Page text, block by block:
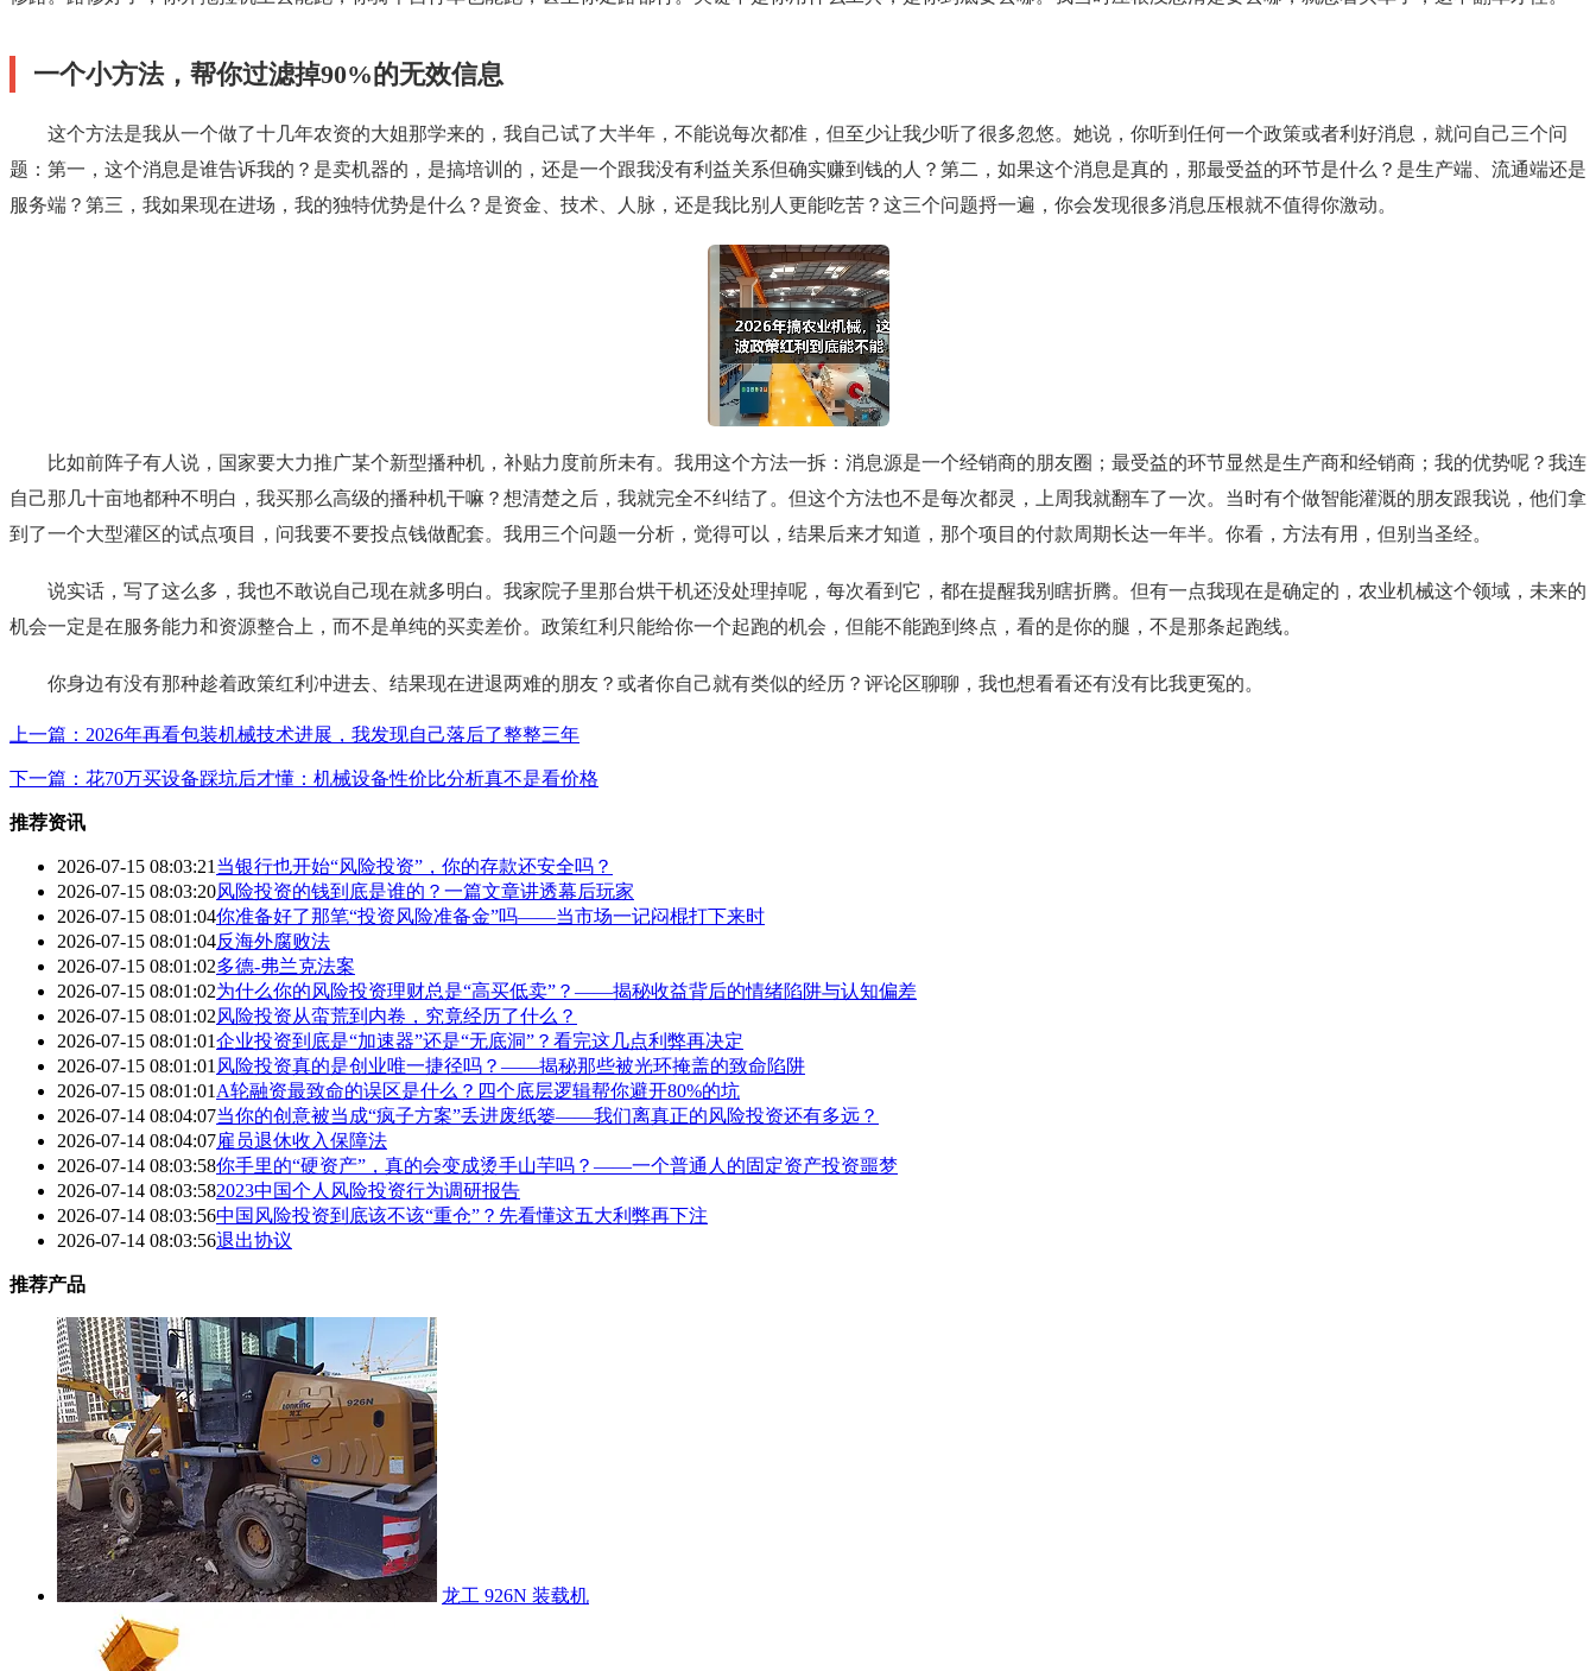
一个小方法，帮你过滤掉90%的无效信息
这个方法是我从一个做了十几年农资的大姐那学来的，我自己试了大半年，不能说每次都准，但至少让我少听了很多忽悠。她说，你听到任何一个政策或者利好消息，就问自己三个问
题：第一，这个消息是谁告诉我的？是卖机器的，是搞培训的，还是一个跟我没有利益关系但确实赚到钱的人？第二，如果这个消息是真的，那最受益的环节是什么？是生产端、流通端还是
服务端？第三，我如果现在进场，我的独特优势是什么？是资金、技术、人脉，还是我比别人更能吃苦？这三个问题捋一遍，你会发现很多消息压根就不值得你激动。
比如前阵子有人说，国家要大力推广某个新型播种机，补贴力度前所未有。我用这个方法一拆：消息源是一个经销商的朋友圈；最受益的环节显然是生产商和经销商；我的优势呢？我连
自己那几十亩地都种不明白，我买那么高级的播种机干嘛？想清楚之后，我就完全不纠结了。但这个方法也不是每次都灵，上周我就翻车了一次。当时有个做智能灌溉的朋友跟我说，他们拿
到了一个大型灌区的试点项目，问我要不要投点钱做配套。我用三个问题一分析，觉得可以，结果后来才知道，那个项目的付款周期长达一年半。你看，方法有用，但别当圣经。
说实话，写了这么多，我也不敢说自己现在就多明白。我家院子里那台烘干机还没处理掉呢，每次看到它，都在提醒我别瞎折腾。但有一点我现在是确定的，农业机械这个领域，未来的
机会一定是在服务能力和资源整合上，而不是单纯的买卖差价。政策红利只能给你一个起跑的机会，但能不能跑到终点，看的是你的腿，不是那条起跑线。
你身边有没有那种趁着政策红利冲进去、结果现在进退两难的朋友？或者你自己就有类似的经历？评论区聊聊，我也想看看还有没有比我更冤的。
上一篇：2026年再看包装机械技术进展，我发现自己落后了整整三年
下一篇：花70万买设备踩坑后才懂：机械设备性价比分析真不是看价格
推荐资讯
2026-07-15 08:03:21 当银行也开始“风险投资”，你的存款还安全吗？
2026-07-15 08:03:20风险投资的钱到底是谁的？一篇文章讲透幕后玩家
2026-07-15 08:01:04你准备好了那笔“投资风险准备金”吗——当市场一记闷棍打下来时
2026-07-15 08:01:04反海外腐败法
2026-07-15 08:01:02多德-弗兰克法案
2026-07-15 08:01:02为什么你的风险投资理财总是“高买低卖”？——揭秘收益背后的情绪陷阱与认知偏差
2026-07-15 08:01:02风险投资从蛮荒到内卷，究竟经历了什么？
2026-07-15 08:01:01企业投资到底是“加速器”还是“无底洞”？看完这几点利弊再决定
2026-07-15 08:01:01 风险投资真的是创业唯一捷径吗？——揭秘那些被光环掩盖的致命陷阱
2026-07-15 08:01:01 A轮融资最致命的误区是什么？四个底层逻辑帮你避开80%的坑
2026-07-14 08:04:07当你的创意被当成“疯子方案”丢进废纸篓——我们离真正的风险投资还有多远？
2026-07-14 08:04:07雇员退休收入保障法
2026-07-14 08:03:58你手里的“硬资产”，真的会变成烫手山芋吗？——一个普通人的固定资产投资噩梦
2026-07-14 08:03:582023中国个人风险投资行为调研报告
2026-07-14 08:03:56中国风险投资到底该不该“重仓”？先看懂这五大利弊再下注
2026-07-14 08:03:56退出协议
推荐产品
龙工 926N 装载机